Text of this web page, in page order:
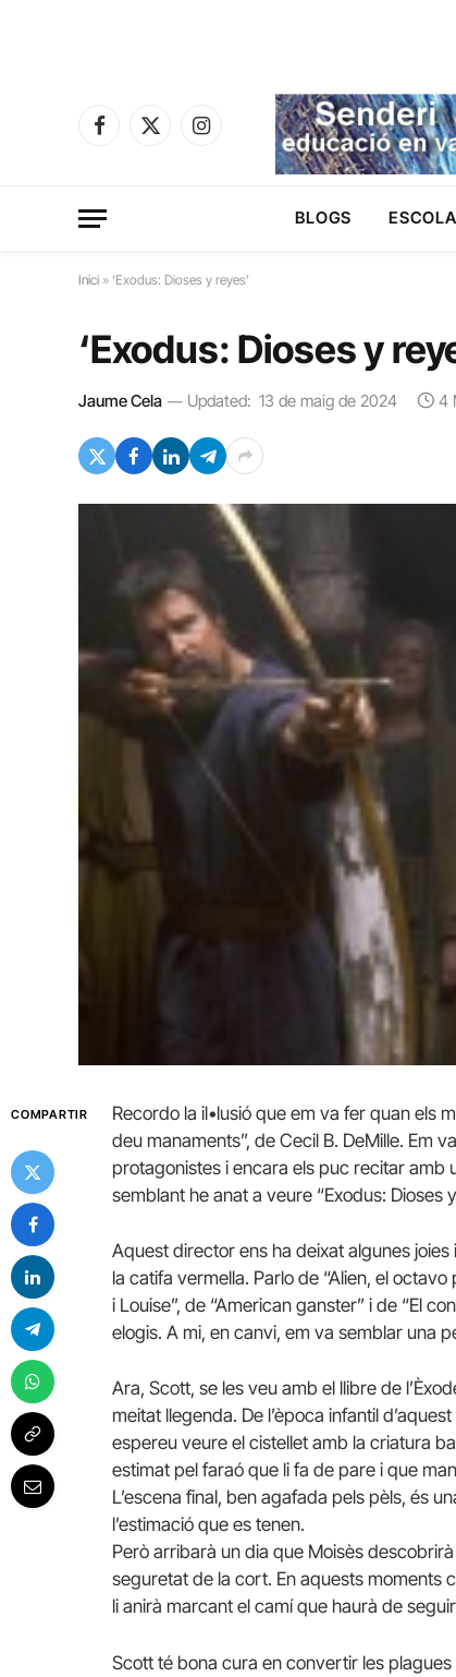
Facebook
X
Instagram
BLOGS ESCOLA
Inici » ‘Exodus: Dioses y reyes’
‘Exodus: Dioses y
Jaume Cela Updated: 13 de maig de 2024 4
COMPARTIR
Recordo la il•lusió que em va fer quan els
deu manaments”, de Cecil B. DeMille. Em
protagonistes i encara els puc recitar amb
semblant he anat a veure “Exodus: Dioses
Aquest director ens ha deixat algunes
la catifa vermella. Parlo de “Alien, el octavo
i Louise”, de “American ganster” i de “El
elogis. A mi, en canvi, em va semblar una
Ara, Scott, se les veu amb el llibre de
meitat llegenda. De l’època infantil
espereu veure el cistellet amb la criatura
estimat pel faraó que li fa de pare i que
L’escena final, ben agafada pels pèls, és
l’estimació que es tenen.
Però arribarà un dia que Moisès
seguretat de la cort. En aquests moments
li anirà marcant el camí que haurà de
Scott té bona cura en convertir les